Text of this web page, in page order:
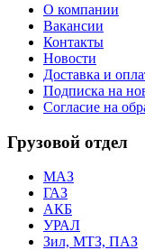
О компании
Вакансии
Контакты
Новости
Доставка и
Подписка на
Согласие на
Грузовой отдел
МАЗ
ГАЗ
АКБ
УРАЛ
Зил, МТЗ, ПАЗ